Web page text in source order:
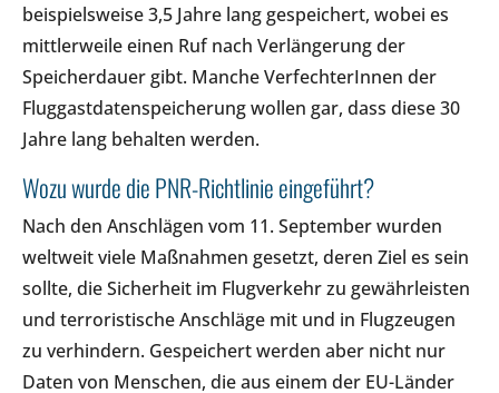
beispielsweise 3,5 Jahre lang gespeichert, wobei es
mittlerweile einen Ruf nach Verlängerung der
Speicherdauer gibt. Manche VerfechterInnen der
Fluggastdatenspeicherung wollen gar, dass diese 30
Jahre lang behalten werden.
Wozu wurde die PNR-Richtlinie eingeführt?
Nach den Anschlägen vom 11. September wurden
weltweit viele Maßnahmen gesetzt, deren Ziel es sein
sollte, die Sicherheit im Flugverkehr zu gewährleisten
und terroristische Anschläge mit und in Flugzeugen
zu verhindern. Gespeichert werden aber nicht nur
Daten von Menschen, die aus einem der EU-Länder